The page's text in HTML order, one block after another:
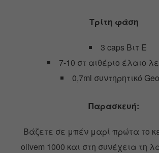
Τρίτη φάση
3 caps Βιτ Ε
7-10 στ αιθέριο έλαιο
0,7ml συντηρητικό
Παρασκευή:
Βάζετε σε μπέν μαρί πρώτα το
olivem 1000 και στη συνέχεια τη